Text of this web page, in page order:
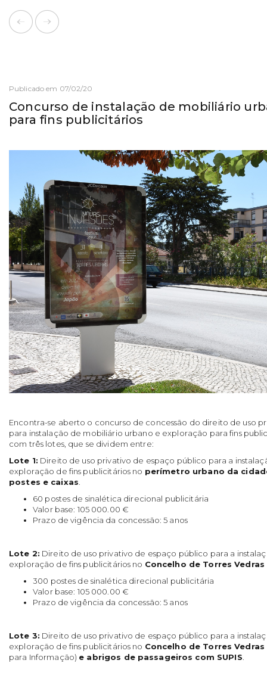
Publicado em 07/02/20
Concurso de instalação de mobiliário
para fins publicitários
Encontra-se aberto o concurso de concessão do direito de uso
para instalação de mobiliário urbano e exploração para fins
com três lotes, que se dividem entre:
Lote 1: Direito de uso privativo de espaço público para a
exploração de fins publicitários no perímetro urbano da
postes e caixas
60 postes de sinalética direcional publicitária
Valor base: 105 000.00 €
Prazo de vigência da concessão: 5 anos
Lote 2: Direito de uso privativo de espaço público para a
exploração de fins publicitários no Concelho de Torres
300 postes de sinalética direcional publicitária
Valor base: 105 000.00 €
Prazo de vigência da concessão: 5 anos
Lote 3: Direito de uso privativo de espaço público para a
exploração de fins publicitários no Concelho de Torres Vedras
para Informação) e abrigos de passageiros com SUPIS